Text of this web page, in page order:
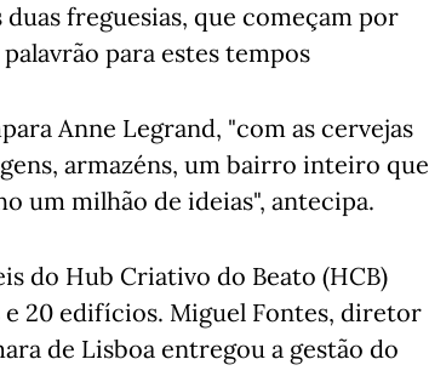
freguesias, que começam por
para estes tempos
Anne Legrand, "com as cervejas
armazéns, um bairro inteiro que
um milhão de ideias", antecipa.
do Hub Criativo do Beato (HCB)
20 edifícios. Miguel Fontes, diretor
de Lisboa entregou a gestão do